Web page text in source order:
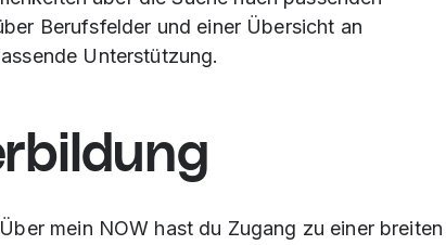
Berufsfelder und einer Übersicht an
Unterstützung.
mein NOW hast du Zugang zu einer breiten